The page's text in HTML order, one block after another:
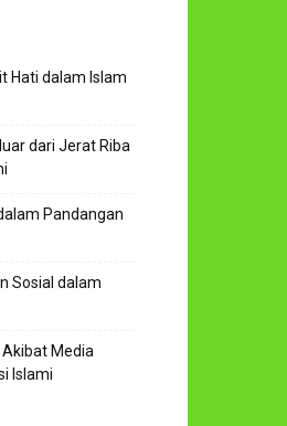
Hati dalam Islam
dari Jerat Riba
Pandangan
Sosial dalam
Akibat Media
Islami